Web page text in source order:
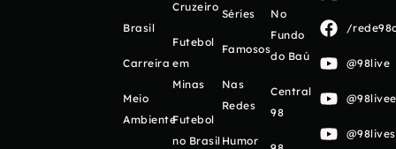
Brasil
Carreira
Meio
Ambiente
Cruzeiro
Futebol
em
Minas
Futebol
no Brasil
Séries
Famosos
Nas
Redes
Humor
No
Fundo
do Baú
Central
98
/
@98live